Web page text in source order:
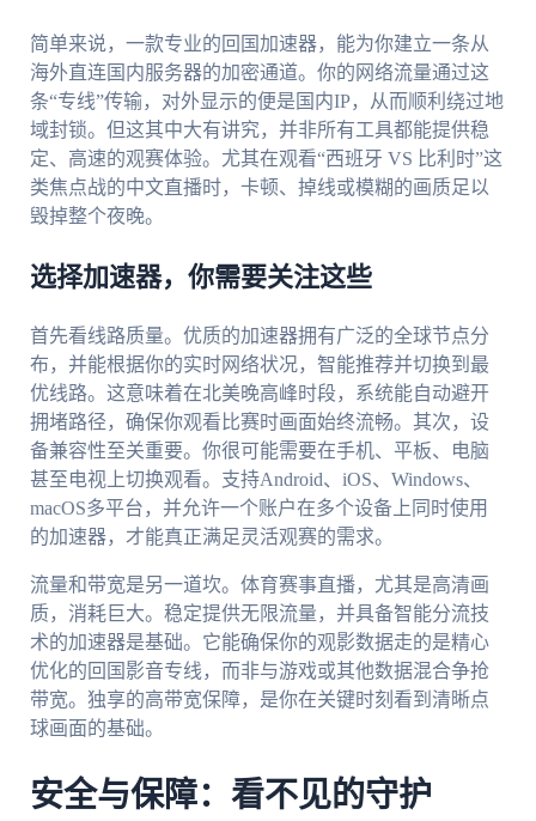
简单来说，一款专业的回国加速器，能为你建立一条从
海外直连国内服务器的加密通道。你的网络流量通过这
条“专线”传输，对外显示的便是国内IP，从而顺利绕过地
域封锁。但这其中大有讲究，并非所有工具都能提供稳
定、高速的观赛体验。尤其在观看“西班牙 VS 比利时”这
类焦点战的中文直播时，卡顿、掉线或模糊的画质足以
毁掉整个夜晚。
选择加速器，你需要关注这些
首先看线路质量。优质的加速器拥有广泛的全球节点分
布，并能根据你的实时网络状况，智能推荐并切换到最
优线路。这意味着在北美晚高峰时段，系统能自动避开
拥堵路径，确保你观看比赛时画面始终流畅。其次，设
备兼容性至关重要。你很可能需要在手机、平板、电脑
甚至电视上切换观看。支持Android、iOS、Windows、
macOS多平台，并允许一个账户在多个设备上同时使用
的加速器，才能真正满足灵活观赛的需求。
流量和带宽是另一道坎。体育赛事直播，尤其是高清画
质，消耗巨大。稳定提供无限流量，并具备智能分流技
术的加速器是基础。它能确保你的观影数据走的是精心
优化的回国影音专线，而非与游戏或其他数据混合争抢
带宽。独享的高带宽保障，是你在关键时刻看到清晰点
球画面的基础。
安全与保障：看不见的守护